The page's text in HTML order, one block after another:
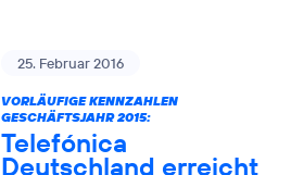
25. Februar 2016
VORLÄUFIGE KENNZAHLEN
GESCHÄFTSJAHR 2015:
Telefónica
Deutschland erreicht